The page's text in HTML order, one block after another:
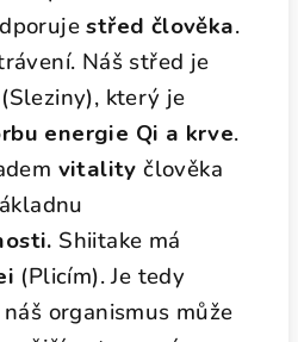
střed člověka.
Náš střed je
(Sleziny), který je
energie Qi a krve.
vitality člověka
Shiitake má
(Plicím). Je tedy
organismus může